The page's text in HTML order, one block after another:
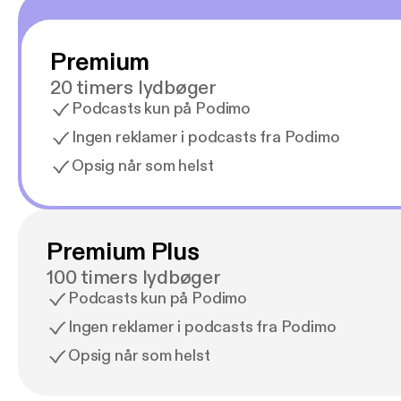
Premium
20 timers lydbøger
Podcasts kun på Podimo
Ingen reklamer i podcasts fra Podimo
Opsig når som helst
Premium Plus
100 timers lydbøger
Podcasts kun på Podimo
Ingen reklamer i podcasts fra Podimo
Opsig når som helst